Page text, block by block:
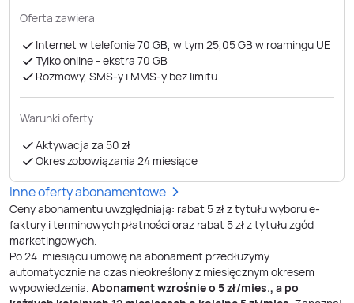
Oferta zawiera
Internet w telefonie 70 GB, w tym 25,05 GB w roamingu UE
Tylko online - ekstra 70 GB
Rozmowy, SMS-y i MMS-y bez limitu
Warunki oferty
Aktywacja za 50 zł
Okres zobowiązania 24 miesiące
Inne oferty abonamentowe
Ceny abonamentu uwzględniają: rabat 5 zł z tytułu wyboru e-
faktury i terminowych płatności oraz rabat 5 zł z tytułu zgód
marketingowych.
Po24. miesiącu umowę na abonament przedłużymy
automatycznie na czas nieokreślony z miesięcznym okresem
wypowiedzenia. Abonament wzrośnie o 5zł/mies., a po